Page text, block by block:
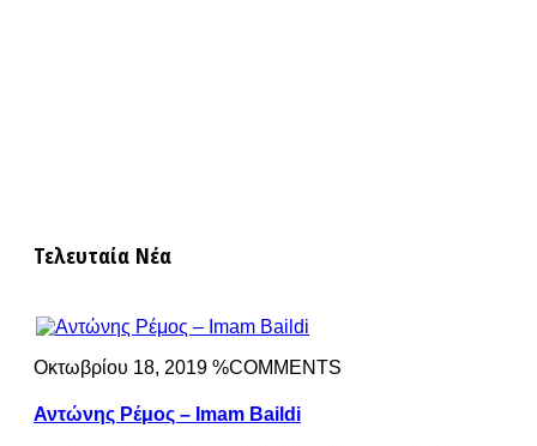
Τελευταία Νέα
Οκτωβρίου 18, 2019 %COMMENTS
Αντώνης Ρέμος – Imam Baildi